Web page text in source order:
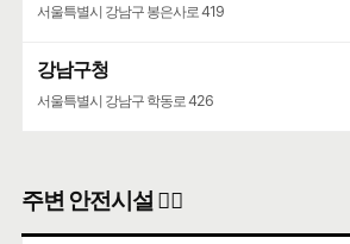
서울특별시 강남구 봉은사로 419
강남구청
서울특별시 강남구 학동로 426
주변 안전시설 👮‍♀️